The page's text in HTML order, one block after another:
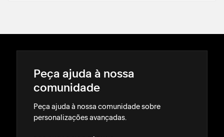
Peça ajuda à nossa
comunidade
Peça ajuda à nossa comunidade sobre
personalizações avançadas.